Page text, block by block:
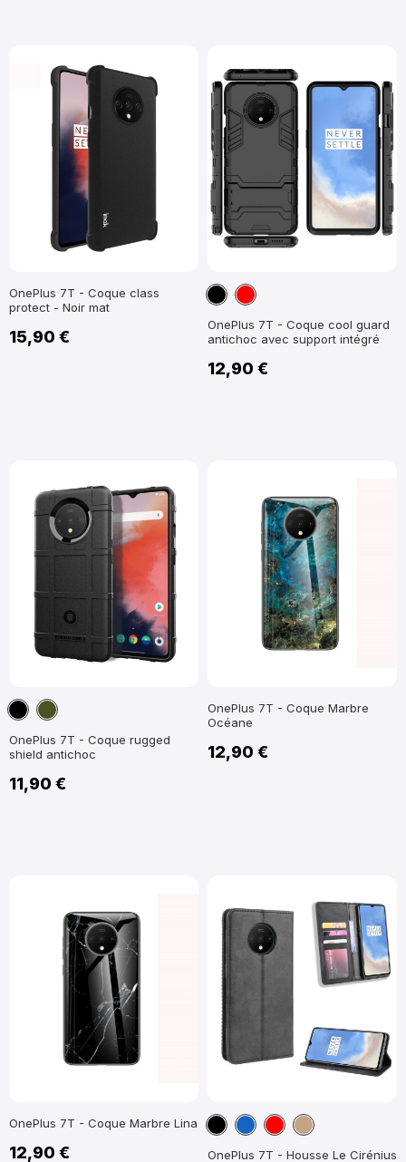
OnePlus 7T - Coque class
protect - Noir mat
15,90 €
NoirRouge
OnePlus 7T - Coque cool guard
antichoc avec support intégré
12,90 €
NoirVert
OnePlus 7T - Coque rugged
shield antichoc
11,90 €
OnePlus 7T - Coque Marbre
Océane
12,90 €
OnePlus 7T - Coque Marbre Lina
12,90 €
NoirBleuRougeMarron
OnePlus 7T - Housse Le Cirénius